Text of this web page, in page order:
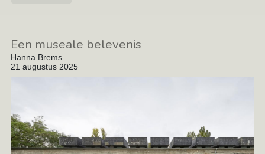
Een museale belevenis
Hanna Brems
21 augustus 2025